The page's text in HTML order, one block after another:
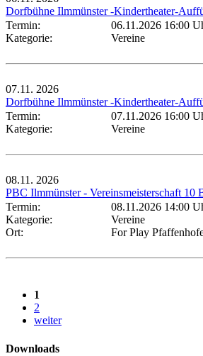
Dorfbühne Ilmmünster -Kindertheater-
Termin:
06.11.2026 16:00
Kategorie:
Vereine
07.11. 2026
Dorfbühne Ilmmünster -Kindertheater-
Termin:
07.11.2026 16:00
Kategorie:
Vereine
08.11. 2026
PBC Ilmmünster - Vereinsmeisterschaft 10
Termin:
08.11.2026 14:00
Kategorie:
Vereine
Ort:
For Play
1
2
weiter
Downloads